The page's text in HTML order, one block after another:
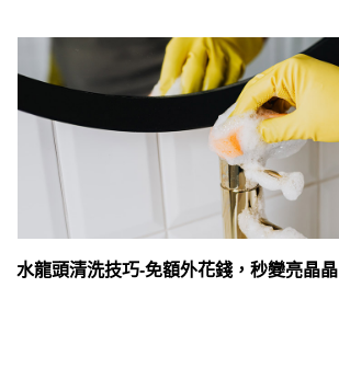
水龍頭清洗技巧-免額外花錢，秒變亮晶晶